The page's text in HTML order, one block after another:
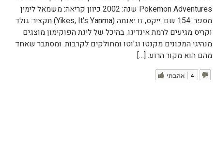
Pokemon Adventures שנה: 2002 כיוון קריאה: משמאל לימין
מספר: 154 שם: ייקס, זו יאנמה (Yikes, It's Yanma) תקציר: גולד
וקריס מגיעים לרמת אינדיגו. בהיכל של ליגת הפוקימון מוצגים
מנהיגי המכונים מקנטו וג'וטו ומחולקים לקרבות. ומסתבר שאחד
מהם הוא מקור הרוע. […]
אהבתי 4